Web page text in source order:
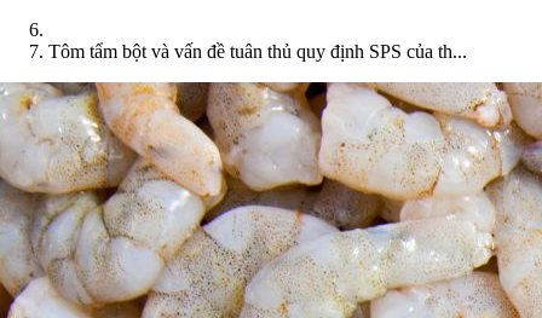
Tôm tẩm bột và vấn đề tuân thủ quy định SPS của th...